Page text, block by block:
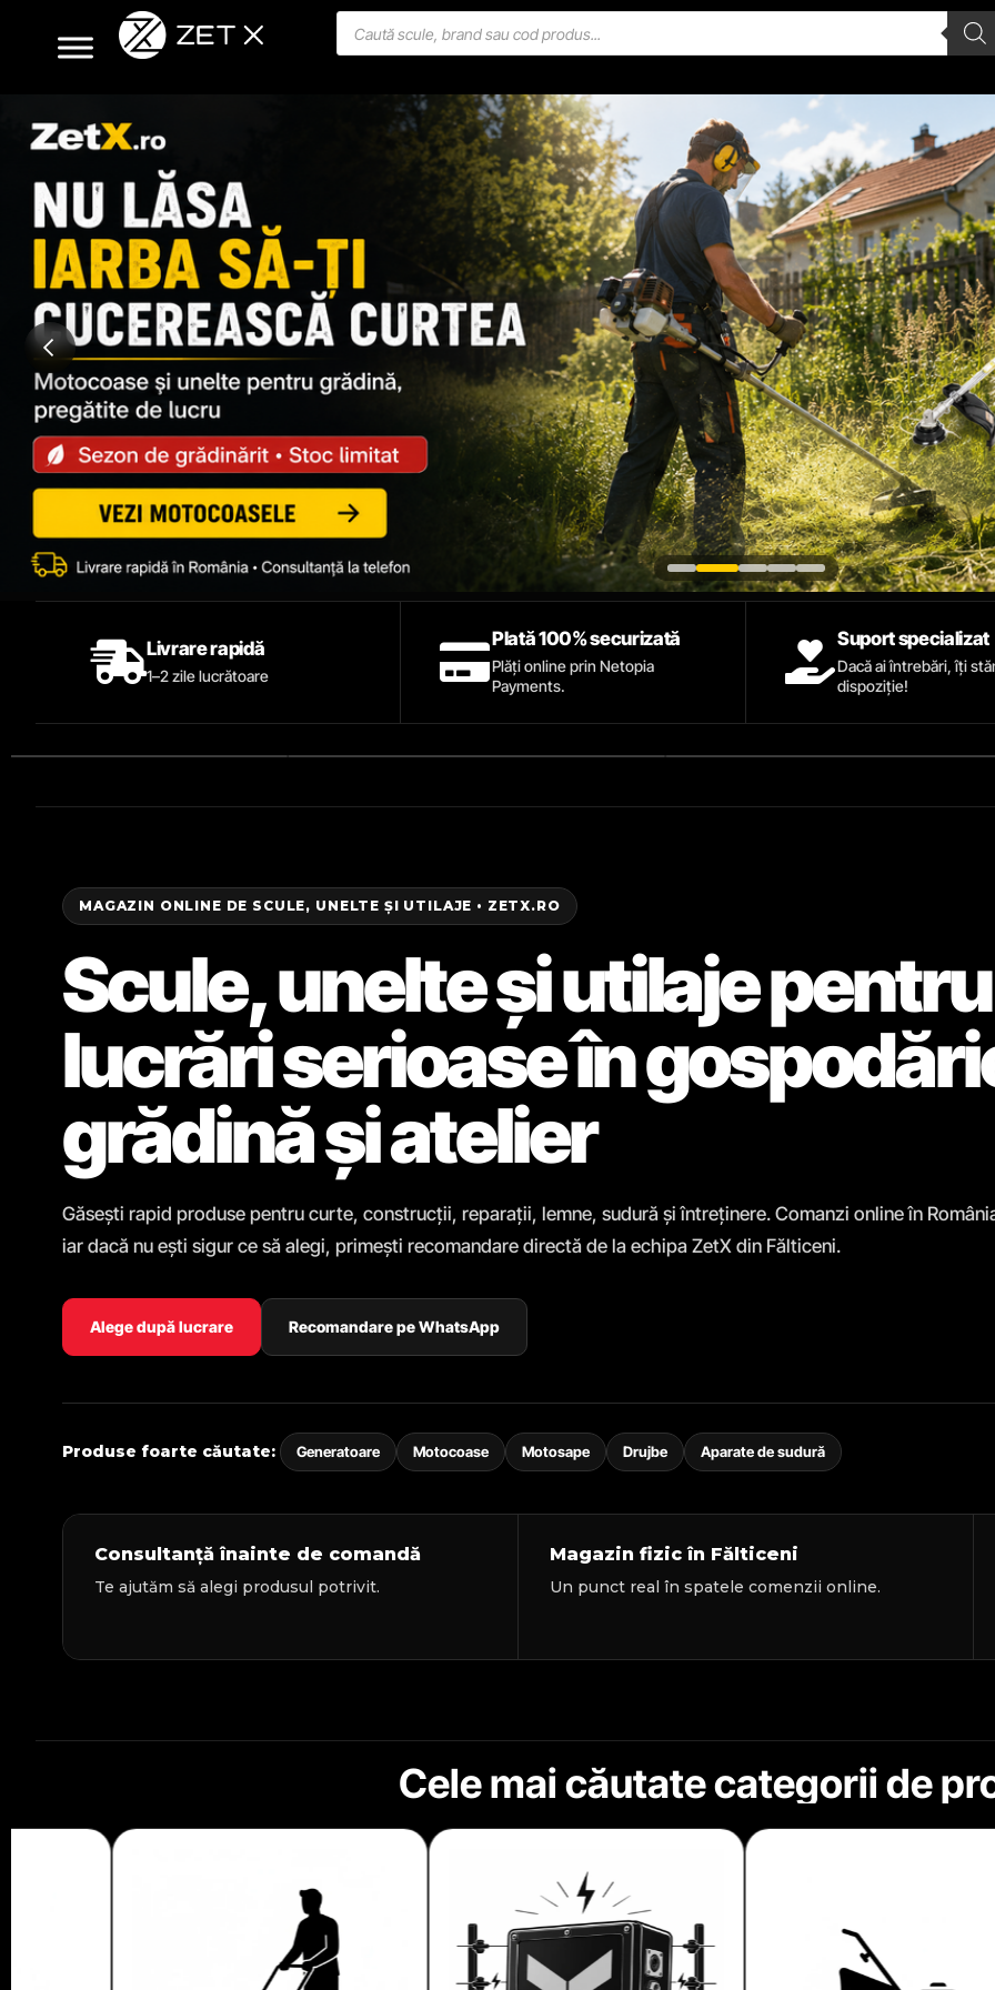
Livrare rapidă
1–2 zile lucrătoare
Plată 100% securizată
Plăți online prin Netopia
Payments.
Suport specializat
Dacă ai întrebări, îți
dispoziție!
MAGAZIN ONLINE DE SCULE, UNELTE ȘI UTILAJE • ZETX.RO
Scule, unelte și utilaje pentru
lucrări serioase în
grădină și atelier
Găsești rapid produse pentru curte, construcții, reparații, lemne, sudură și întreținere. Comanzi online în
iar dacă nu ești sigur ce să alegi, primești recomandare directă de la echipa ZetX din Fălticeni.
Alege după lucrare Recomandare pe WhatsApp
Produse foarte căutate: Generatoare Motocoase Motosape Drujbe Aparate de sudură
Consultanță înainte de comandă
Te ajutăm să alegi produsul potrivit.
Magazin fizic în Fălticeni
Un punct real în spatele comenzii online.
Cele mai căutate categorii de